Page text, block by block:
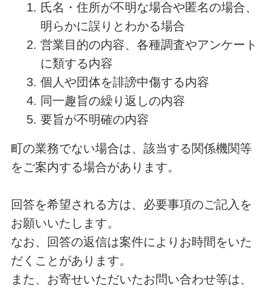
氏名・住所が不明な場合や匿名の場合、
明らかに誤りとわかる場合
営業目的の内容、各種調査やアンケート
に類する内容
個人や団体を誹謗中傷する内容
同一趣旨の繰り返しの内容
要旨が不明確の内容
町の業務でない場合は、該当する関係機関等
をご案内する場合があります。
回答を希望される方は、必要事項のご記入を
お願いいたします。
なお、回答の返信は案件によりお時間をいた
だくことがあります。
また、お寄せいただいたお問い合わせ等は、